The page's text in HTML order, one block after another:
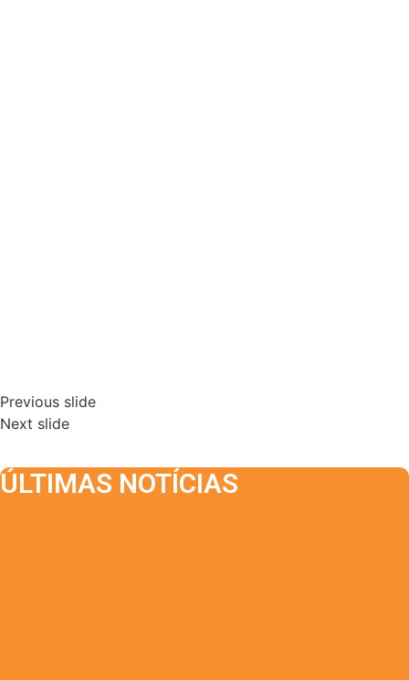
Previous slide
Next slide
ÚLTIMAS NOTÍCIAS